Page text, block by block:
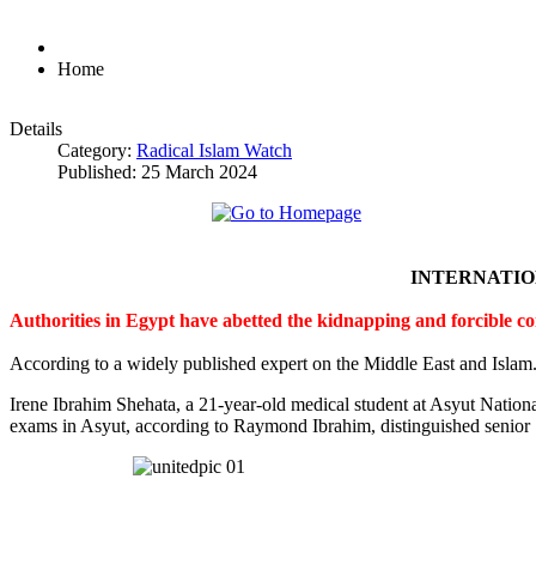
Home
Details
Category: Radical Islam Watch
Published: 25 March 2024
Authorities in Egypt have abetted the kidnapping and forcible
According to a widely published expert on the Middle East and Islam.
Irene Ibrahim Shehata, a 21-year-old medical student at Asyut
exams in Asyut, according to Raymond Ibrahim, distinguished